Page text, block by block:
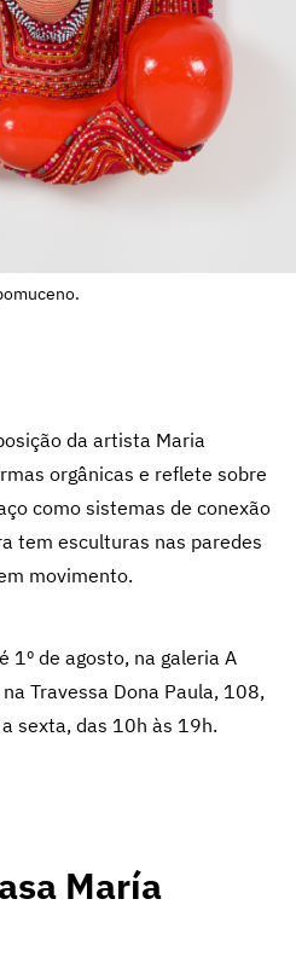
da artista Maria
orgânicas e reflete sobre
como sistemas de conexão
tem esculturas nas paredes
movimento.
1º de agosto, na galeria A
Travessa Dona Paula, 108,
sexta, das 10h às 19h.
María